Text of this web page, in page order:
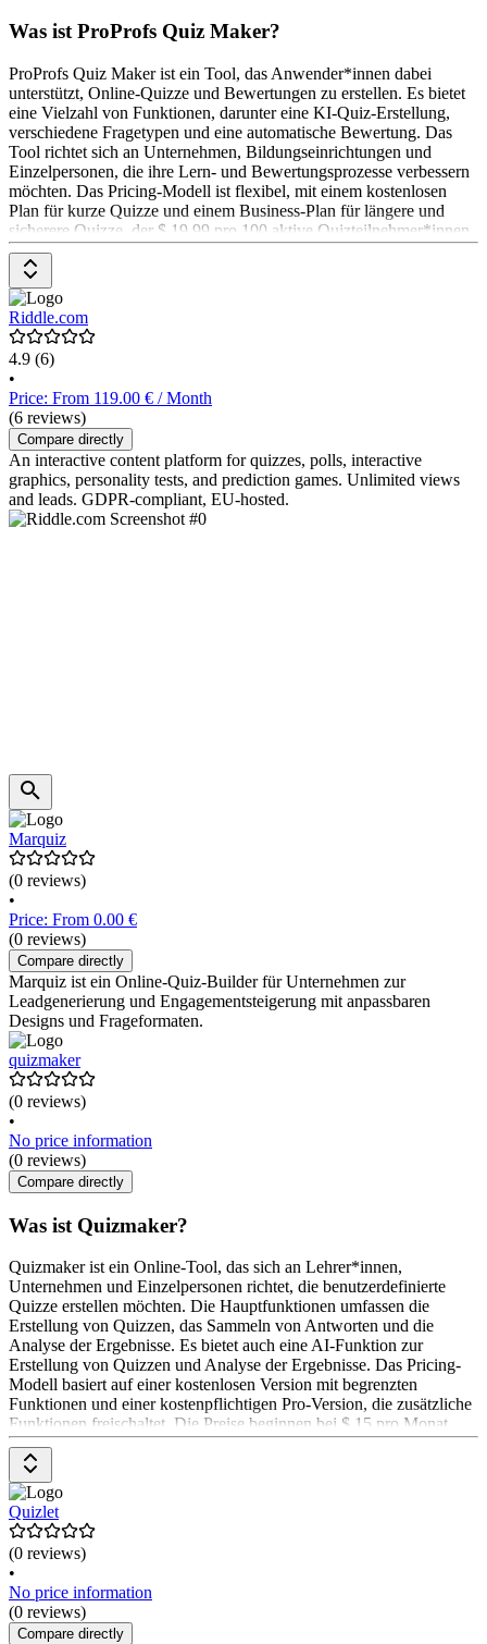
Was ist ProProfs Quiz Maker?
ProProfs Quiz Maker ist ein Tool, das Anwender*innen dabei
unterstützt, Online-Quizze und Bewertungen zu erstellen. Es bietet
eine Vielzahl von Funktionen, darunter eine KI-Quiz-Erstellung,
verschiedene Fragetypen und eine automatische Bewertung. Das
Tool richtet sich an Unternehmen, Bildungseinrichtungen und
Einzelpersonen, die ihre Lern- und Bewertungsprozesse verbessern
möchten. Das Pricing-Modell ist flexibel, mit einem kostenlosen
Plan für kurze Quizze und einem Business-Plan für längere und
sicherere Quizze, der $ 19,99 pro 100 aktive Quizteilnehmer*innen
pro Monat kostet.
Riddle.com
4.9 (6)
•
Price: From 119.00 € / Month
(6 reviews)
Compare directly
An interactive content platform for quizzes, polls, interactive
graphics, personality tests, and prediction games. Unlimited views
and leads. GDPR-compliant, EU-hosted.
Marquiz
(0 reviews)
•
Price: From 0.00 €
(0 reviews)
Compare directly
Marquiz ist ein Online-Quiz-Builder für Unternehmen zur
Leadgenerierung und Engagementsteigerung mit anpassbaren
Designs und Frageformaten.
quizmaker
(0 reviews)
•
No price information
(0 reviews)
Compare directly
Was ist Quizmaker?
Quizmaker ist ein Online-Tool, das sich an Lehrer*innen,
Unternehmen und Einzelpersonen richtet, die benutzerdefinierte
Quizze erstellen möchten. Die Hauptfunktionen umfassen die
Erstellung von Quizzen, das Sammeln von Antworten und die
Analyse der Ergebnisse. Es bietet auch eine AI-Funktion zur
Erstellung von Quizzen und Analyse der Ergebnisse. Das Pricing-
Modell basiert auf einer kostenlosen Version mit begrenzten
Funktionen und einer kostenpflichtigen Pro-Version, die zusätzliche
Funktionen freischaltet. Die Preise beginnen bei $ 15 pro Monat.
Quizlet
(0 reviews)
•
No price information
(0 reviews)
Compare directly